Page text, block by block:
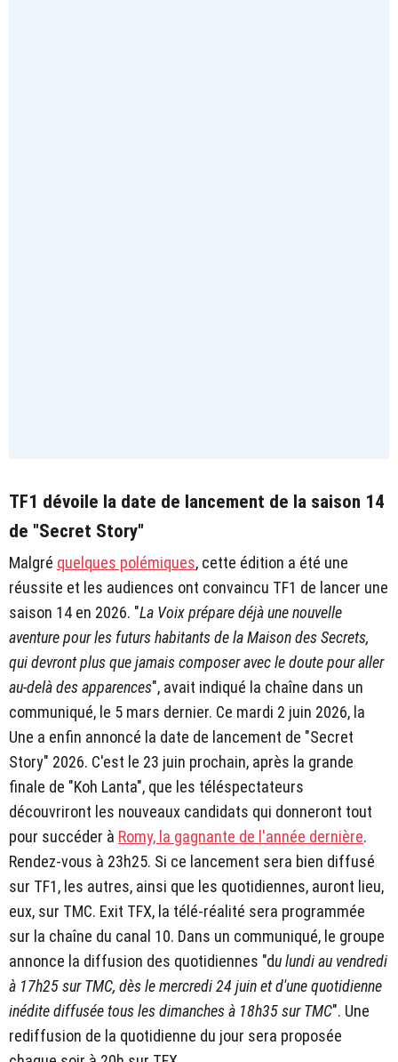
TF1 dévoile la date de lancement de la saison 14
de "Secret Story"
Malgré quelques polémiques, cette édition a été une
réussite et les audiences ont convaincu TF1 de lancer une
saison 14 en 2026. "La Voix prépare déjà une nouvelle
aventure pour les futurs habitants de la Maison des Secrets,
qui devront plus que jamais composer avec le doute pour aller
au-delà des apparences", avait indiqué la chaîne dans un
communiqué, le 5 mars dernier. Ce mardi 2 juin 2026, la
Une a enfin annoncé la date de lancement de "Secret
Story" 2026. C'est le 23 juin prochain, après la grande
finale de "Koh Lanta", que les téléspectateurs
découvriront les nouveaux candidats qui donneront tout
pour succéder à Romy, la gagnante de l'année dernière.
Rendez-vous à 23h25. Si ce lancement sera bien diffusé
sur TF1, les autres, ainsi que les quotidiennes, auront lieu,
eux, sur TMC. Exit TFX, la télé-réalité sera programmée
sur la chaîne du canal 10. Dans un communiqué, le groupe
annonce la diffusion des quotidiennes "du lundi au vendredi
à 17h25 sur TMC, dès le mercredi 24 juin et d'une quotidienne
inédite diffusée tous les dimanches à 18h35 sur TMC". Une
rediffusion de la quotidienne du jour sera proposée